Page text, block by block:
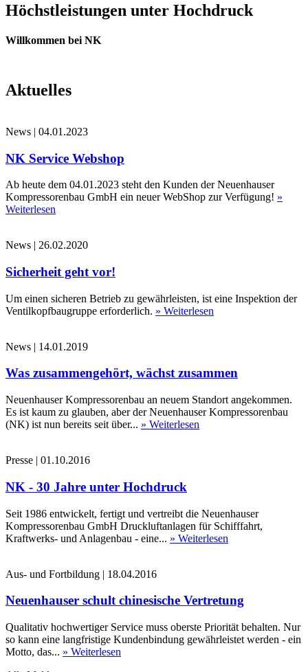
Höchstleistungen unter Hochdruck
Willkommen bei NK
Aktuelles
News | 04.01.2023
NK Service Webshop
Ab heute dem 04.01.2023 steht den Kunden der Neuenhauser
Kompressorenbau GmbH ein neuer WebShop zur Verfügung! »
Weiterlesen
News | 26.02.2020
Sicherheit geht vor!
Um einen sicheren Betrieb zu gewährleisten, ist eine Inspektion der
Ventilkopfbaugruppe erforderlich. » Weiterlesen
News | 14.01.2019
Was zusammengehört, wächst zusammen
Neuenhauser Kompressorenbau an neuem Standort angekommen.
Es ist kaum zu glauben, aber der Neuenhauser Kompressorenbau
(NK) ist nun bereits seit über... » Weiterlesen
Presse | 01.10.2016
NK - 30 Jahre unter Hochdruck
Seit 1986 entwickelt, fertigt und vertreibt die Neuenhauser
Kompressorenbau GmbH Druckluftanlagen für Schifffahrt,
Kraftwerks- und Anlagenbau - eine... » Weiterlesen
Aus- und Fortbildung | 18.04.2016
Neuenhauser schult chinesische Vertretung
Qualitativ hochwertiger Service muss oberste Priorität behalten. Nur
so kann eine langfristige Kundenbindung gewährleistet werden - ein
Motto, das... » Weiterlesen